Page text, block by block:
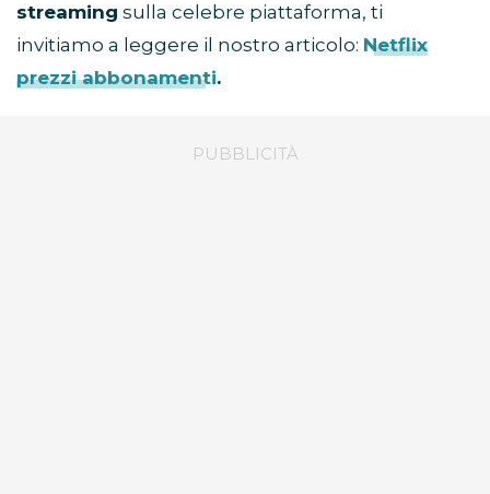
streaming sulla celebre piattaforma, ti
invitiamo a leggere il nostro articolo: Netflix
prezzi abbonamenti.